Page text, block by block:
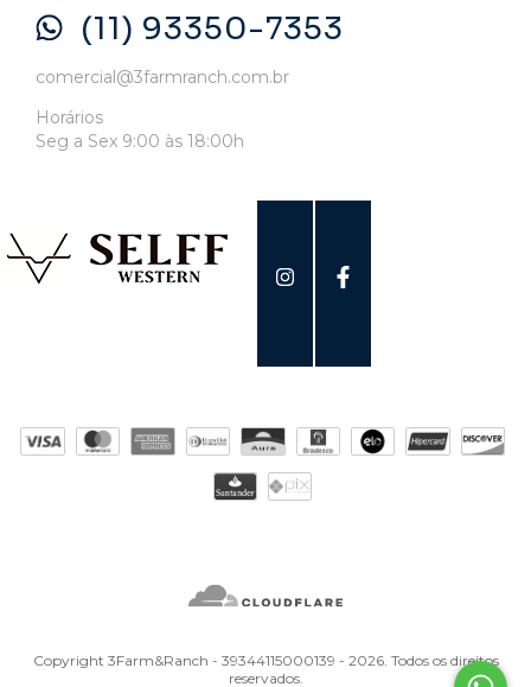
(11) 93350-7353
comercial@3farmranch.com.br
Horários
Seg a Sex 9:00 às 18:00h
Copyright 3Farm&Ranch - 39344115000139 - 2026. Todos os direitos
reservados.